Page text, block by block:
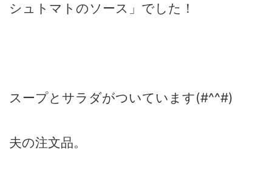
シュトマトのソース」でした！
スープとサラダがついています(#^^#)
夫の注文品。